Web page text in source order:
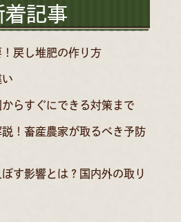
着記事
戻し堆肥の作り方
からすぐにできる対策まで
！畜産農家が取るべき予防
す影響とは？国内外の取り